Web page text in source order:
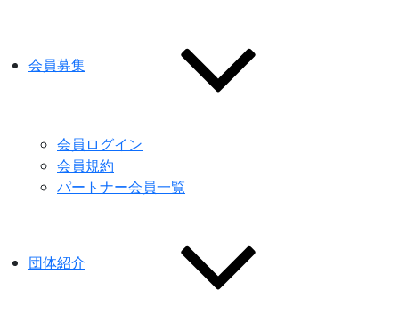
会員募集
会員ログイン
会員規約
パートナー会員一覧
団体紹介